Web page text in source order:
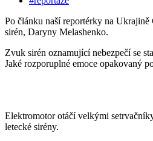
Po článku naší reportérky na Ukrajině
sirén, Daryny Melashenko.
Zvuk sirén oznamující nebezpečí se
Jaké rozporuplné emoce opakovaný
Elektromotor otáčí velkými
letecké sirény.